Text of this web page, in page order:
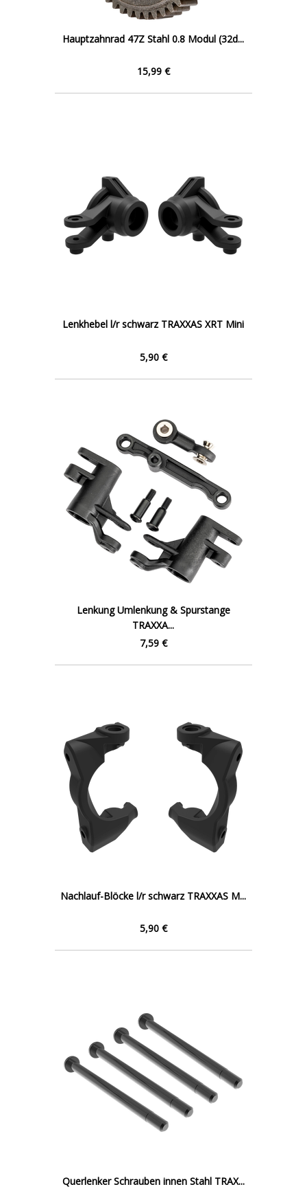
Hauptzahnrad 47Z Stahl 0.8 Modul (32d...
15,99 €
Lenkhebel l/r schwarz TRAXXAS XRT Mini
5,90 €
Lenkung Umlenkung & Spurstange
TRAXXA...
7,59 €
Nachlauf-Blöcke l/r schwarz TRAXXAS M...
5,90 €
Querlenker Schrauben innen Stahl TRAX...